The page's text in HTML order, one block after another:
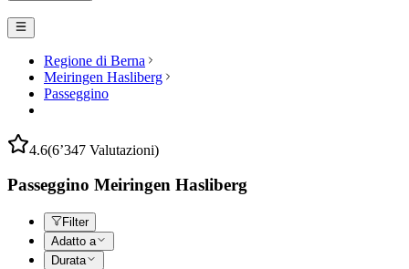
Regione di Berna
Meiringen Hasliberg
Passeggino
4.6(6’347 Valutazioni)
Passeggino Meiringen Hasliberg
Filter
Adatto a
Durata